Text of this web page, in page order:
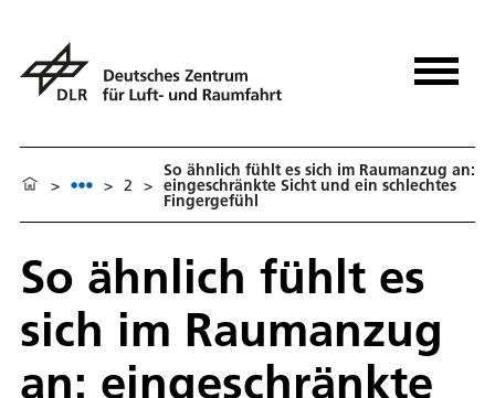
> > 2 >
So ähnlich fühlt es sich im Raumanzug an:
eingeschränkte Sicht und ein schlechtes
Fingergefühl
So ähnlich fühlt es
sich im Raumanzug
an: eingeschränkte